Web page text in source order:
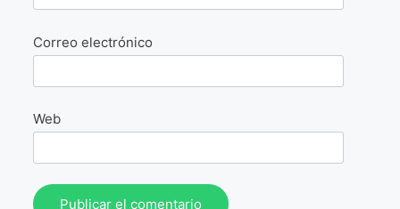
Correo electrónico
Web